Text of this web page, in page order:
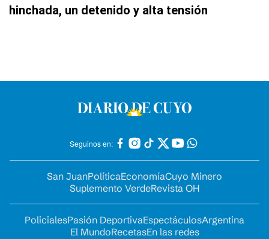
hinchada, un detenido y alta tensión
Seguinos en:
San JuanPolíticaEconomíaCuyo Minero
Suplemento VerdeRevista OH
PolicialesPasión DeportivaEspectáculosArgentina
El MundoRecetasEn las redes